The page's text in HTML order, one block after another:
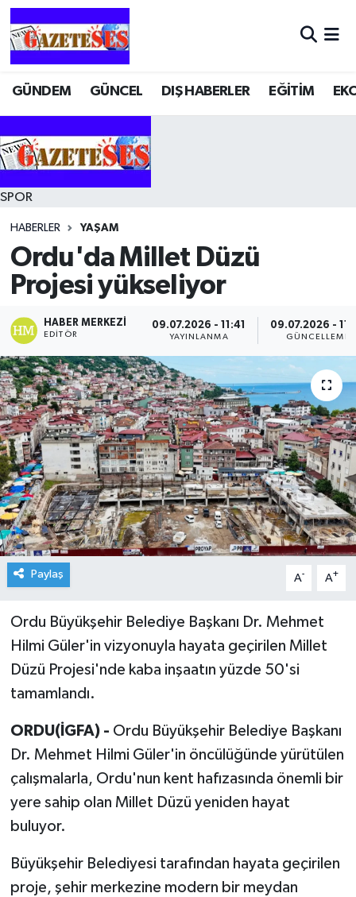
GÜNDEM GÜNCEL DIŞ HABERLER EĞİTİM
SPOR
HABERLER YAŞAM
Ordu'da Millet Düzü
Projesi yükseliyor
HABER MERKEZI
EDITÖR
09.07.2026 - 11:41
YAYINLANMA
09.07.2026 -
GÜNCELLEME
Paylaş A- A+
Ordu Büyükşehir Belediye Başkanı Dr. Mehmet
Hilmi Güler'in vizyonuyla hayata geçirilen Millet
Düzü Projesi'nde kaba inşaatın yüzde 50'si
tamamlandı.
ORDU(İGFA) - Ordu Büyükşehir Belediye Başkanı
Dr. Mehmet Hilmi Güler'in öncülüğünde yürütülen
çalışmalarla, Ordu'nun kent hafızasında önemli bir
yere sahip olan Millet Düzü yeniden hayat
buluyor.
Büyükşehir Belediyesi tarafından hayata geçirilen
proje, şehir merkezine modern bir meydan